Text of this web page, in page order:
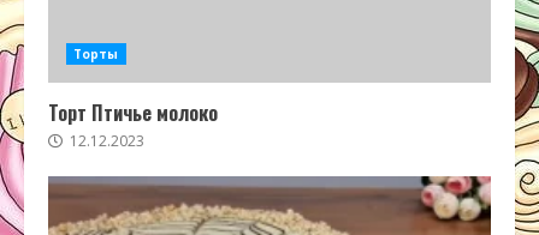
Торты
Торт Птичье молоко
12.12.2023